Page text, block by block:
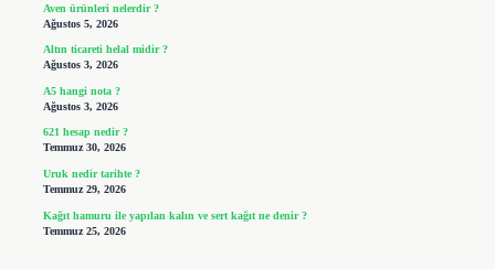
Aven ürünleri nelerdir ?
Ağustos 5, 2026
Altın ticareti helal midir ?
Ağustos 3, 2026
A5 hangi nota ?
Ağustos 3, 2026
621 hesap nedir ?
Temmuz 30, 2026
Uruk nedir tarihte ?
Temmuz 29, 2026
Kağıt hamuru ile yapılan kalın ve sert kağıt ne denir ?
Temmuz 25, 2026